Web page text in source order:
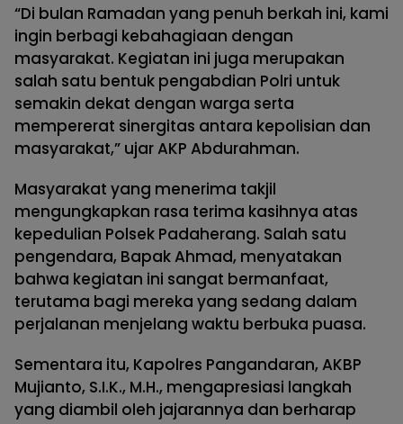
“Di bulan Ramadan yang penuh berkah ini, kami
ingin berbagi kebahagiaan dengan
masyarakat. Kegiatan ini juga merupakan
salah satu bentuk pengabdian Polri untuk
semakin dekat dengan warga serta
mempererat sinergitas antara kepolisian dan
masyarakat,” ujar AKP Abdurahman.
Masyarakat yang menerima takjil
mengungkapkan rasa terima kasihnya atas
kepedulian Polsek Padaherang. Salah satu
pengendara, Bapak Ahmad, menyatakan
bahwa kegiatan ini sangat bermanfaat,
terutama bagi mereka yang sedang dalam
perjalanan menjelang waktu berbuka puasa.
Sementara itu, Kapolres Pangandaran, AKBP
Mujianto, S.I.K., M.H., mengapresiasi langkah
yang diambil oleh jajarannya dan berharap